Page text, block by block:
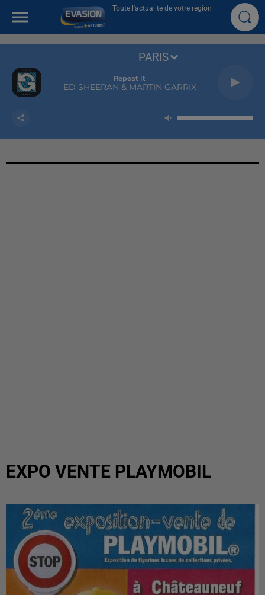
Toute l'actualité de votre région
Repeat It
ED SHEERAN & MARTIN GARRIX
PARIS
EXPO VENTE PLAYMOBIL